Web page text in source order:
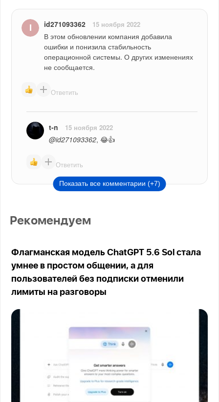
id271093362 15 ноября 2022
В этом обновлении компания добавила
ошибки и понизила стабильность
операционной системы. О других изменениях
не сообщается.
Ответить
t-n 15 ноября 2022
@id271093362, 😂👍
Ответить
Показать все комментарии (+7)
Рекомендуем
Флагманская модель ChatGPT 5.6 Sol стала
умнее в простом общении, а для
пользователей без подписки отменили
лимиты на разговоры